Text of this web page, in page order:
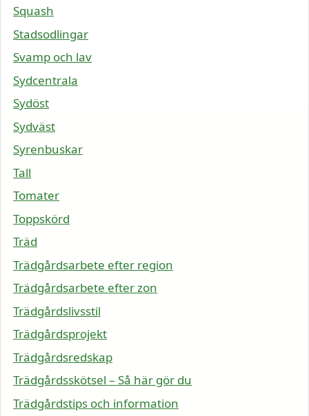
Squash
Stadsodlingar
Svamp och lav
Sydcentrala
Sydöst
Sydväst
Syrenbuskar
Tall
Tomater
Toppskörd
Träd
Trädgårdsarbete efter region
Trädgårdsarbete efter zon
Trädgårdslivsstil
Trädgårdsprojekt
Trädgårdsredskap
Trädgårdsskötsel – Så här gör du
Trädgårdstips och information